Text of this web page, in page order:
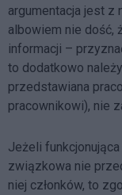
argumentacja jest z
albowiem nie dość,
informacji –
to dodatkowo
przedstawiana
pracownikowi), nie
Jeżeli
związkowa nie
niej członków, to